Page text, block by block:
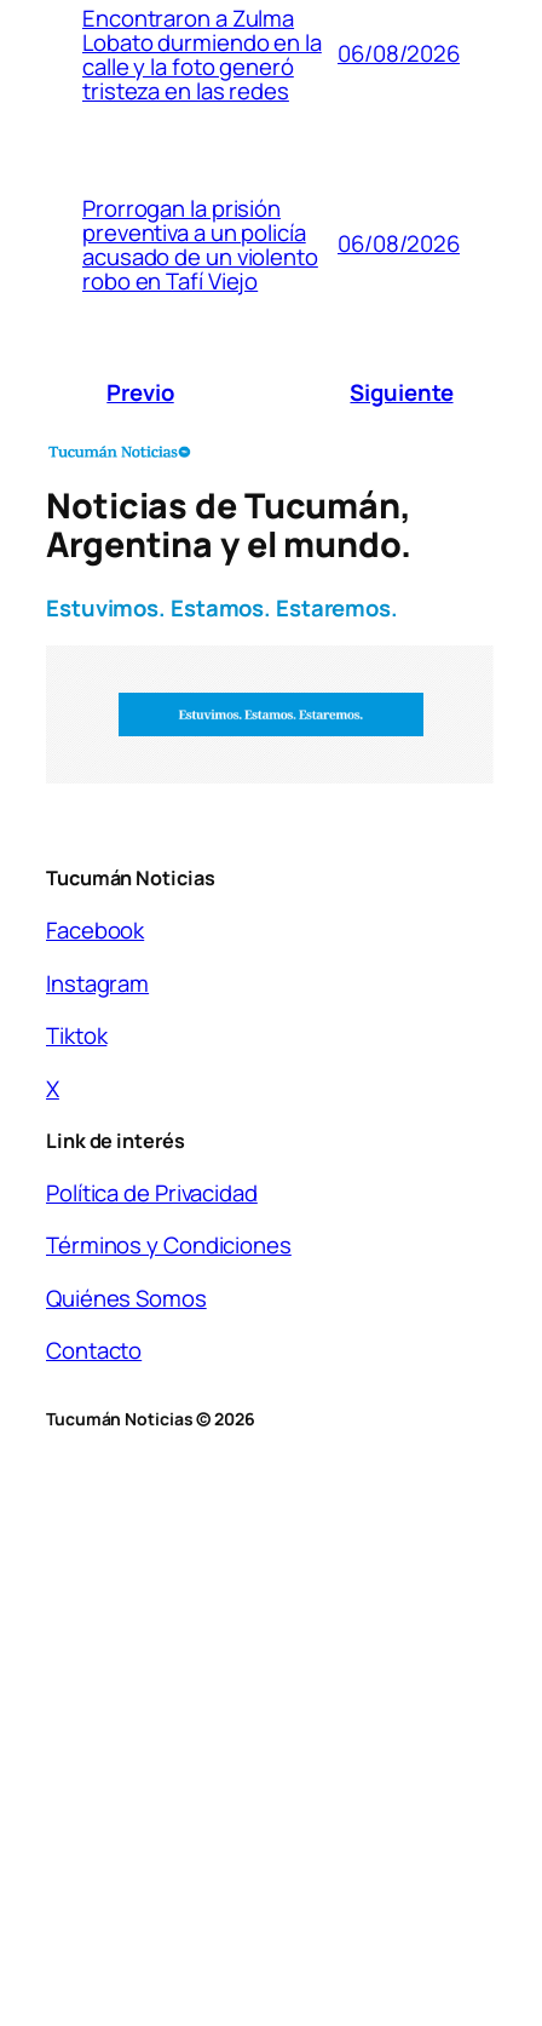
Encontraron a Zulma
Lobato durmiendo en la
calle y la foto generó
tristeza en las redes
06/08/2026
Prorrogan la prisión
preventiva a un policía
acusado de un violento
robo en Tafí Viejo
06/08/2026
Previo Siguiente
Noticias de Tucumán,
Argentina y el mundo.
Estuvimos. Estamos. Estaremos.
Tucumán Noticias
Facebook
Instagram
Tiktok
X
Link de interés
Política de Privacidad
Términos y Condiciones
Quiénes Somos
Contacto
Tucumán Noticias © 2026